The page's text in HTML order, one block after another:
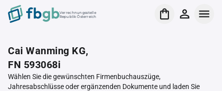
Verrechnungsstelle
Republik Österreich
Cai Wanming KG,
FN 593068i
Wählen Sie die gewünschten Firmenbuchauszüge,
Jahresabschlüsse oder ergänzenden Dokumente und laden Sie